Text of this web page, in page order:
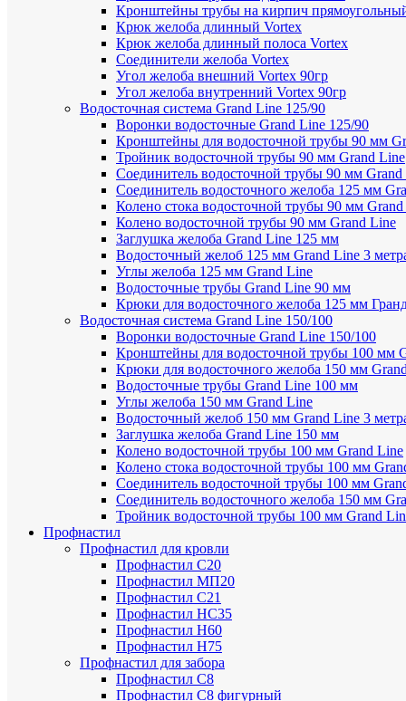
Кронштейны трубы на кирпич
Крюк желоба длинный Vortex
Крюк желоба длинный полоса Vortex
Соединители желоба Vortex
Угол желоба внешний Vortex 90гр
Угол желоба внутренний Vortex 90гр
Водосточная система Grand Line 125/90
Воронки водосточные Grand Line 125/90
Кронштейны для водосточной трубы 90 мм
Тройник водосточной трубы 90 мм Grand Line
Соединитель водосточной трубы 90 мм
Соединитель водосточного желоба 125 мм
Колено стока водосточной трубы 90 мм
Колено водосточной трубы 90 мм Grand Line
Заглушка желоба Grand Line 125 мм
Водосточный желоб 125 мм Grand Line 3
Углы желоба 125 мм Grand Line
Водосточные трубы Grand Line 90 мм
Крюки для водосточного желоба 125 мм
Водосточная система Grand Line 150/100
Воронки водосточные Grand Line 150/100
Кронштейны для водосточной трубы 100 мм
Крюки для водосточного желоба 150 мм
Водосточные трубы Grand Line 100 мм
Углы желоба 150 мм Grand Line
Водосточный желоб 150 мм Grand Line 3
Заглушка желоба Grand Line 150 мм
Колено водосточной трубы 100 мм Grand Line
Колено стока водосточной трубы 100 мм
Соединитель водосточной трубы 100 мм
Соединитель водосточного желоба 150 мм
Тройник водосточной трубы 100 мм Grand
Профнастил
Профнастил для кровли
Профнастил С20
Профнастил МП20
Профнастил С21
Профнастил НС35
Профнастил Н60
Профнастил Н75
Профнастил для забора
Профнастил С8
Профнастил С8 фигурный